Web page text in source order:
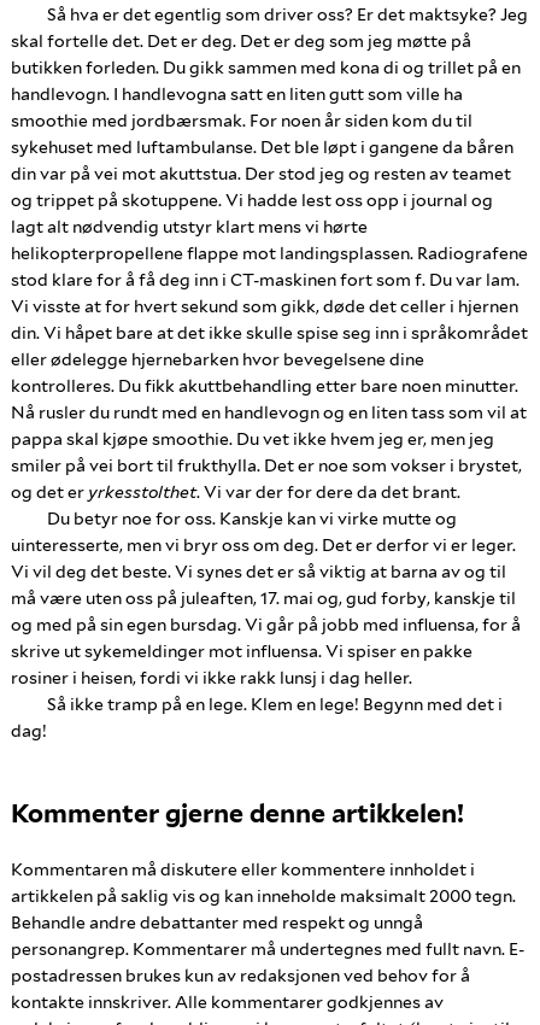
Så hva er det egentlig som driver oss? Er det maktsyke? Jeg
skal fortelle det. Det er deg. Det er deg som jeg møtte på
butikken forleden. Du gikk sammen med kona di og trillet på en
handlevogn. I handlevogna satt en liten gutt som ville ha
smoothie med jordbærsmak. For noen år siden kom du til
sykehuset med luftambulanse. Det ble løpt i gangene da båren
din var på vei mot akuttstua. Der stod jeg og resten av teamet
og trippet på skotuppene. Vi hadde lest oss opp i journal og
lagt alt nødvendig utstyr klart mens vi hørte
helikopterpropellene flappe mot landingsplassen. Radiografene
stod klare for å få deg inn i CT-maskinen fort som f. Du var lam.
Vi visste at for hvert sekund som gikk, døde det celler i hjernen
din. Vi håpet bare at det ikke skulle spise seg inn i språkområdet
eller ødelegge hjernebarken hvor bevegelsene dine
kontrolleres. Du fikk akuttbehandling etter bare noen minutter.
Nå rusler du rundt med en handlevogn og en liten tass som vil at
pappa skal kjøpe smoothie. Du vet ikke hvem jeg er, men jeg
smiler på vei bort til frukthylla. Det er noe som vokser i brystet,
og det er yrkesstolthet. Vi var der for dere da det brant.
Du betyr noe for oss. Kanskje kan vi virke mutte og
uinteresserte, men vi bryr oss om deg. Det er derfor vi er leger.
Vi vil deg det beste. Vi synes det er så viktig at barna av og til
må være uten oss på juleaften, 17. mai og, gud forby, kanskje til
og med på sin egen bursdag. Vi går på jobb med influensa, for å
skrive ut sykemeldinger mot influensa. Vi spiser en pakke
rosiner i heisen, fordi vi ikke rakk lunsj i dag heller.
Så ikke tramp på en lege. Klem en lege! Begynn med det i
dag!
Kommenter gjerne denne artikkelen!
Kommentaren må diskutere eller kommentere innholdet i
artikkelen på saklig vis og kan inneholde maksimalt 2000 tegn.
Behandle andre debattanter med respekt og unngå
personangrep. Kommentarer må undertegnes med fullt navn. E-
postadressen brukes kun av redaksjonen ved behov for å
kontakte innskriver. Alle kommentarer godkjennes av